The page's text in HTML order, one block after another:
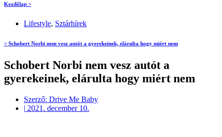
Kezdőlap >
Lifestyle, Sztárhírek
> Schobert Norbi nem vesz autót a gyerekeinek, elárulta hogy miért nem
Schobert Norbi nem vesz autót a
gyerekeinek, elárulta hogy miért nem
Szerző: Drive Me Baby
| 2021. december 10.